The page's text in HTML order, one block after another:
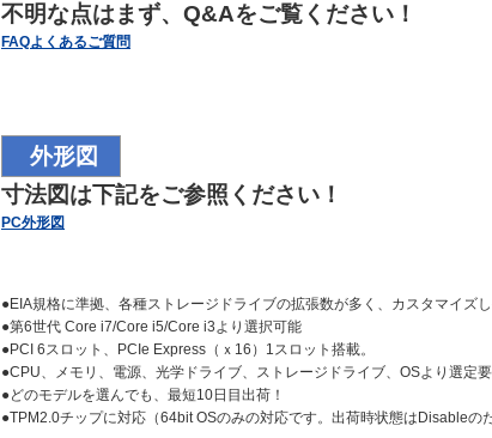
不明な点はまず、Q&Aをご覧ください！
FAQよくあるご質問
外形図
寸法図は下記をご参照ください！
PC外形図
●EIA規格に準拠、各種ストレージドライブの拡張数が多く、カスタマイズし
●第6世代 Core i7/Core i5/Core i3より選択可能
●PCI 6スロット、PCIe Express（ｘ16）1スロット搭載。
●CPU、メモリ、電源、光学ドライブ、ストレージドライブ、OSより選定
●どのモデルを選んでも、最短10日目出荷！
●TPM2.0チップに対応（64bit OSのみの対応です。出荷時状態はDisableの